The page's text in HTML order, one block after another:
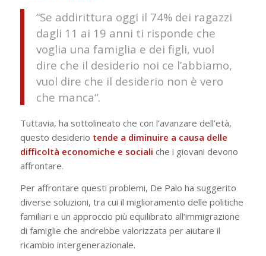
“Se addirittura oggi il 74% dei ragazzi
dagli 11 ai 19 anni ti risponde che
voglia una famiglia e dei figli, vuol
dire che il desiderio noi ce l’abbiamo,
vuol dire che il desiderio non è vero
che manca“.
Tuttavia, ha sottolineato che con l’avanzare dell’età,
questo desiderio tende a diminuire a causa delle
difficoltà economiche e sociali che i giovani devono
affrontare.
Per affrontare questi problemi, De Palo ha suggerito
diverse soluzioni, tra cui il miglioramento delle politiche
familiari e un approccio più equilibrato all’immigrazione
di famiglie che andrebbe valorizzata per aiutare il
ricambio intergenerazionale.